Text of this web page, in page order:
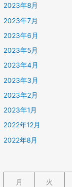
2023年8月
2023年7月
2023年6月
2023年5月
2023年4月
2023年3月
2023年2月
2023年1月
2022年12月
2022年8月
月 火